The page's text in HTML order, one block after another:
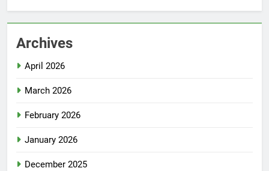
Archives
April 2026
March 2026
February 2026
January 2026
December 2025